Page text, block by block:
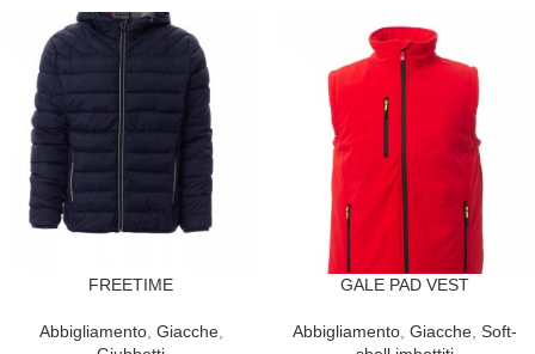
FREETIME
Abbigliamento, Giacche,
GALE PAD VEST
Abbigliamento, Giacche, Soft-